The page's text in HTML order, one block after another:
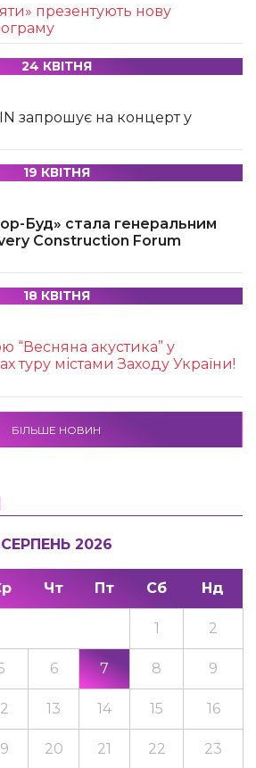
презентують нову
24 КВІТНЯ
запрошує на концерт у
19 КВІТНЯ
Буд» стала генеральним
Construction Forum
18 КВІТНЯ
“Весняна акустика” у
туру містами Заходу України!
БІЛЬШЕ НОВИН
СЕРПЕНЬ 2026
Чт Пт Сб Нд
1 2
6 7 8 9
13 14 15 16
20 21 22 23